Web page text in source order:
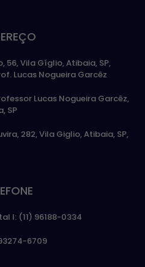
56, Vila Gíglio, Atibaia, SP,
Lucas Nogueira Garcêz
Lucas Nogueira Garcêz,
SP
282, Vila Giglio, Atibaia, SP,
I: (11) 96188-0334
6709